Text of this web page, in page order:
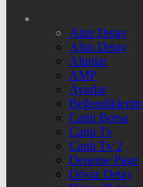
Altın Detay
Altın Detay
Altınlar
AMP
Ayarlar
Beğendiklerim
Canlı Borsa
Canlı Tv
Canlı Tv 2
Deneme Page
Döviz Detay